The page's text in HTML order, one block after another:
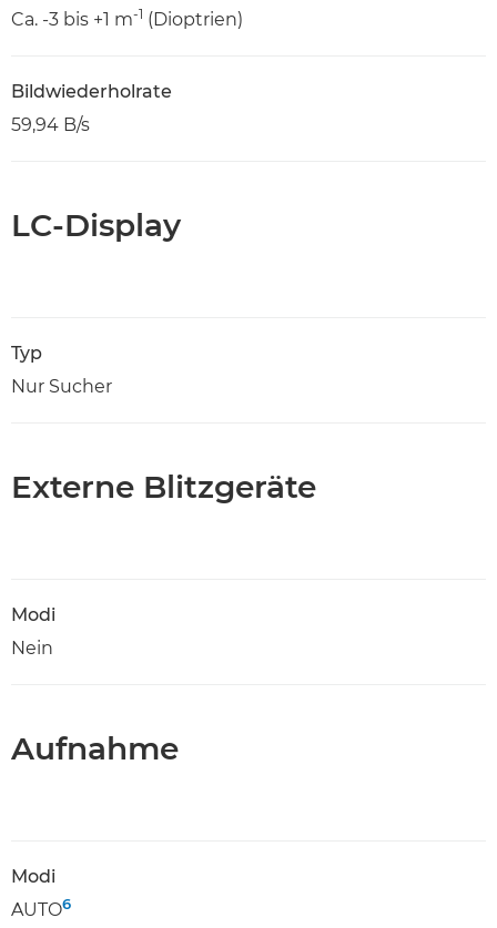
Ca. -3 bis +1 m-1 (Dioptrien)
Bildwiederholrate
59,94 B/s
LC-Display
Typ
Nur Sucher
Externe Blitzgeräte
Modi
Nein
Aufnahme
Modi
AUTO6